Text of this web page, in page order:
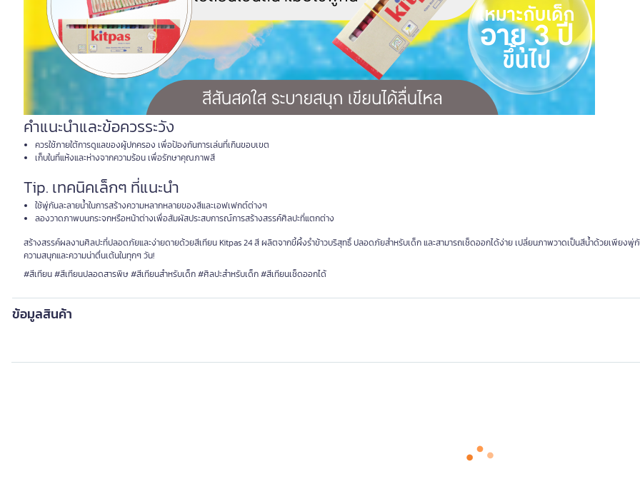
คำแนะนำและข้อควรระวัง
ควรใช้ภายใต้การดูแลของผู้ปกครอง เพื่อป้องกันการเล่นที่เกินขอบเขต
เก็บในที่แห้งและห่างจากความร้อน เพื่อรักษาคุณภาพสี
Tip. เทคนิคเล็กๆ ที่แนะนำ
ใช้พู่กันละลายน้ำในการสร้างความหลากหลายของสีและเอฟเฟกต์ต่างๆ
ลองวาดภาพบนกระจกหรือหน้าต่างเพื่อสัมผัสประสบการณ์การสร้างสรรค์ศิลปะที่แตกต่าง
สร้างสรรค์ผลงานศิลปะที่ปลอดภัยและง่ายดายด้วยสีเทียน Kitpas 24 สี ผลิตจากขี้ผึ้งรำข้าวบริสุทธิ์ ปลอดภัยสำหรับเด็ก และสามารถเช็ดออกได้ง่าย เปลี่ยนภาพวาดเป็นสีน้ำด้วยเพียงพู่
ความสนุกและความน่าตื่นเต้นในทุกๆ วัน!
#สีเทียน #สีเทียนปลอดสารพิษ #สีเทียนสำหรับเด็ก #ศิลปะสำหรับเด็ก #สีเทียนเช็ดออกได้
ข้อมูลสินค้า